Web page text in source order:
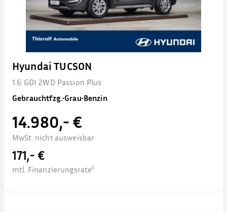
Hyundai TUCSON
1.6 GDI 2WD Passion Plus
Gebrauchtfzg.•Grau•Benzin
14.980,- €
MwSt. nicht ausweisbar
171,- €
mtl. Finanzierungsrate²